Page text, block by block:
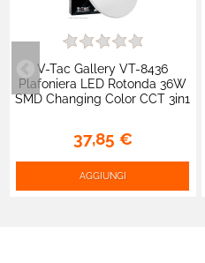
V-Tac Gallery VT-8436
Plafoniera LED Rotonda 36W
SMD Changing Color CCT 3in1
37,85 €
AGGIUNGI